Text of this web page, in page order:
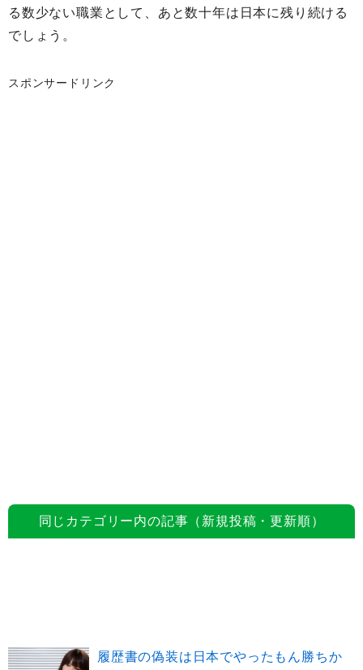
る数少ない職業として、あと数十年は日本に残り続ける
でしょう。
スポンサードリンク
同じカテゴリー内の記事（新規投稿・更新順）
履歴書の偽装は日本でやったもん勝ちか